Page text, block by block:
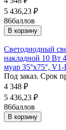
5 436,23 ₽
86баллов
В корзину
Светодиодный
накладной 10 Вт
муар 35°x75°,
Под заказ. Срок
4 348 ₽
5 436,23 ₽
86баллов
В корзину